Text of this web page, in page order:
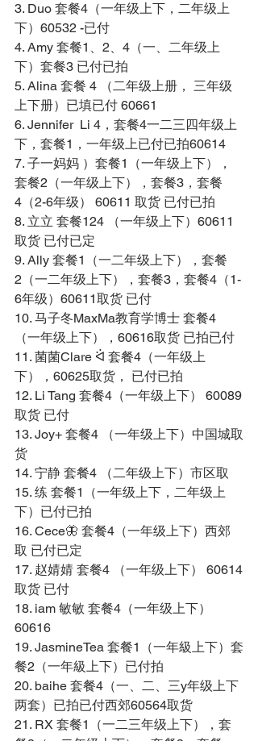
3. Duo 套餐4（一年级上下，二年级上
下）60532 -已付
4. Amy 套餐1、2、4（一、二年级上
下）套餐3 已付已拍
5. Alina 套餐 4 （二年级上册， 三年级
上下册）已填已付 60661
6. Jennifer  Li 4，套餐4一二三四年级上
下，套餐1，一年级上已付已拍60614
7. 子一妈妈 ）套餐1（一年级上下），
套餐2（一年级上下），套餐3，套餐
4（2-6年级） 60611 取货 已付已拍
8. 立立 套餐124 （一年级上下）60611
取货 已付已定
9. Ally 套餐1（一二年级上下），套餐
2（一二年级上下），套餐3，套餐4（1-
6年级）60611取货 已付
10. 马子冬MaxMa教育学博士 套餐4
（一年级上下），60616取货 已拍已付
11. 菌菌Clare ᐛ 套餐4（一年级上
下），60625取货， 已付已拍
12. Li Tang 套餐4（一年级上下） 60089
取货 已付
13. Joy+ 套餐4 （一年级上下）中国城取
货
14. 宁静 套餐4 （二年级上下）市区取
15. 练 套餐1（一年级上下，二年级上
下）已付已拍
16. Cece🦋 套餐4（一年级上下）西郊
取 已付已定
17. 赵婧婧 套餐4 （一年级上下） 60614
取货 已付
18. iam 敏敏 套餐4（一年级上下）
60616
19. JasmineTea 套餐1（一年級上下）套
餐2（一年級上下）已付拍
20. baihe 套餐4（一、二、三y年级上下
两套）已拍已付西郊60564取货
21. RX 套餐1（一二三年级上下），套